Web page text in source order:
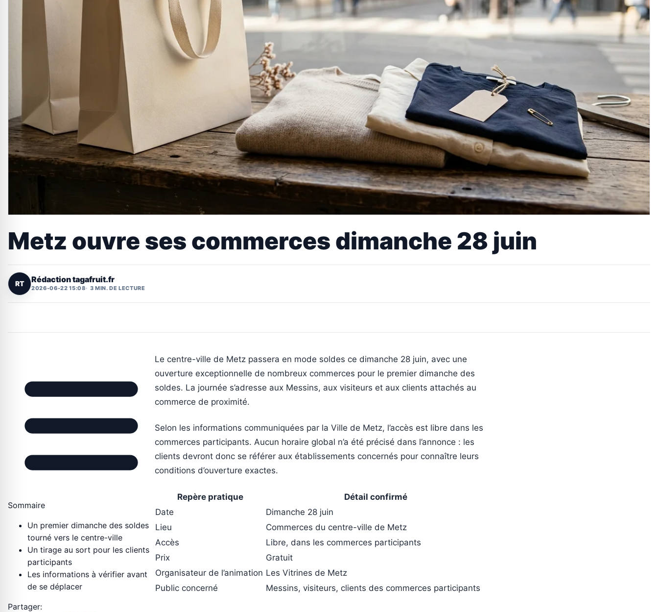
Metz ouvre ses commerces dimanche 28 juin
RT Rédaction tagafruit.fr
2026-06-22 15:08 3 MIN. DE LECTURE
Sommaire
Un premier dimanche des soldes
tourné vers le centre-ville
Un tirage au sort pour les clients
participants
Les informations à vérifier avant
de se déplacer
Partager:
Le centre-ville de Metz passera en mode soldes ce dimanche 28 juin, avec une
ouverture exceptionnelle de nombreux commerces pour le premier dimanche des
soldes. La journée s’adresse aux Messins, aux visiteurs et aux clients attachés au
commerce de proximité.
Selon les informations communiquées par la Ville de Metz, l’accès est libre dans les
commerces participants. Aucun horaire global n’a été précisé dans l’annonce : les
clients devront donc se référer aux établissements concernés pour connaître leurs
conditions d’ouverture exactes.
Repère pratique
Détail confirmé
Date
Dimanche 28 juin
Lieu
Commerces du centre-ville de Metz
Accès
Libre, dans les commerces participants
Prix
Gratuit
Organisateur de l’animation Les Vitrines de Metz
Public concerné
Messins, visiteurs, clients des commerces participants